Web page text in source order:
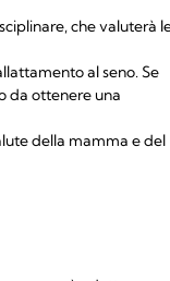
che valuterà
al seno. Se
da ottenere una
della mamma e del